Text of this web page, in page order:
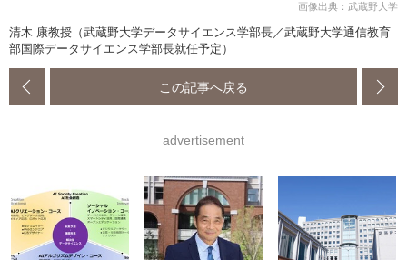
画像出典：武蔵野大学
清木 康教授（武蔵野大学データサイエンス学部長／武蔵野大学通信教育
部国際データサイエンス学部長就任予定）
この記事へ戻る
advertisement